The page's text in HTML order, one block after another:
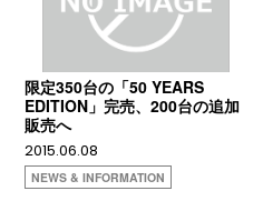
限定350台の「50 YEARS
EDITION」完売、200台の追加
販売へ
2015.06.08
NEWS & INFORMATION